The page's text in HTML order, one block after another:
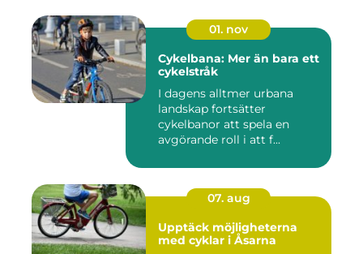
01. nov
Cykelbana: Mer än bara ett
cykelstråk
I dagens alltmer urbana
landskap fortsätter
cykelbanor att spela en
avgörande roll i att f...
07. aug
Upptäck möjligheterna
med cyklar i Åsarna